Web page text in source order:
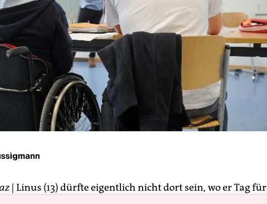
| Linus (13) dürfte eigentlich nicht dort sein, wo er Tag für